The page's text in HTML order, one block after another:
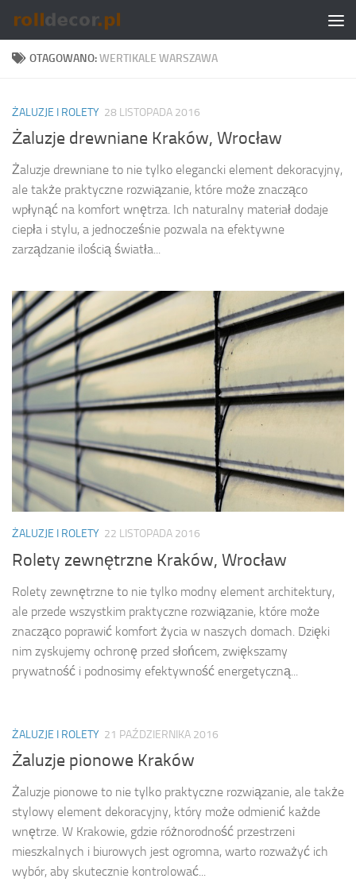
Skip to content
OTAGOWANO:WERTIKALE WARSZAWA
ŻALUZJE I ROLETY 28 LISTOPADA 2016
Żaluzje drewniane Kraków, Wrocław
Żaluzje drewniane to nie tylko elegancki element dekoracyjny,
ale także praktyczne rozwiązanie, które może znacząco
wpłynąć na komfort wnętrza. Ich naturalny materiał dodaje
ciepła i stylu, a jednocześnie pozwala na efektywne
zarządzanie ilością światła...
ŻALUZJE I ROLETY 22 LISTOPADA 2016
Rolety zewnętrzne Kraków, Wrocław
Rolety zewnętrzne to nie tylko modny element architektury,
ale przede wszystkim praktyczne rozwiązanie, które może
znacząco poprawić komfort życia w naszych domach. Dzięki
nim zyskujemy ochronę przed słońcem, zwiększamy
prywatność i podnosimy efektywność energetyczną...
ŻALUZJE I ROLETY 21 PAŹDZIERNIKA 2016
Żaluzje pionowe Kraków
Żaluzje pionowe to nie tylko praktyczne rozwiązanie, ale także
stylowy element dekoracyjny, który może odmienić każde
wnętrze. W Krakowie, gdzie różnorodność przestrzeni
mieszkalnych i biurowych jest ogromna, warto rozważyć ich
wybór, aby skutecznie kontrolować...